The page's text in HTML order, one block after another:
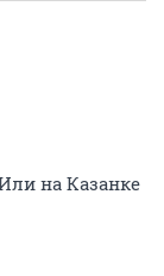
на Казанке